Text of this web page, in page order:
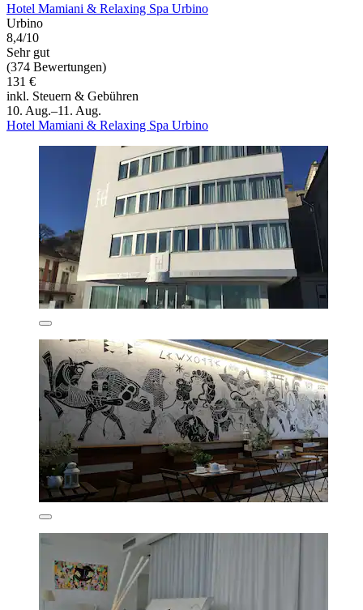
Hotel Mamiani & Relaxing Spa Urbino
Urbino
8,4/10
Sehr gut
(374 Bewertungen)
131 €
inkl. Steuern & Gebühren
10. Aug.–11. Aug.
Hotel Mamiani & Relaxing Spa Urbino